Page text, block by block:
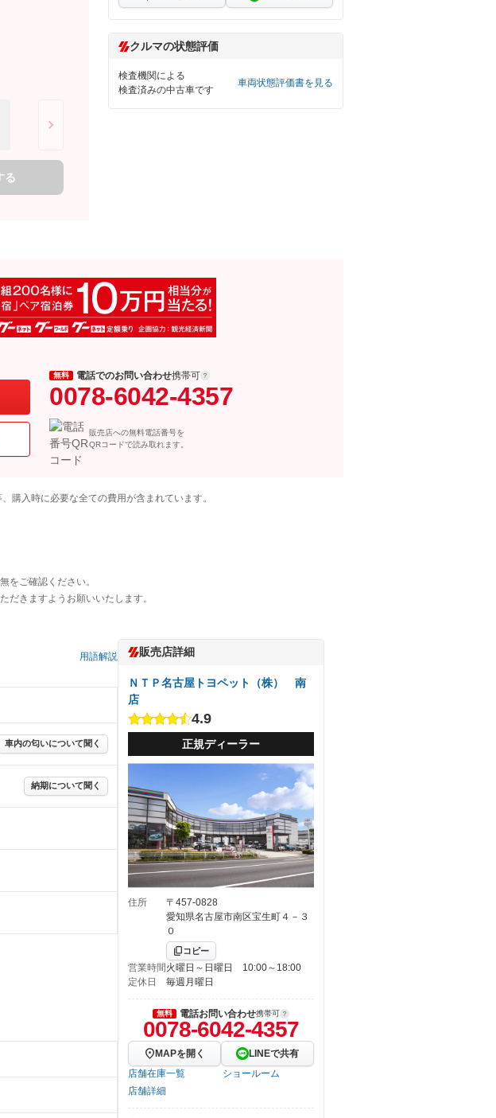
る
クルマの状態評価
検査機関による
検査済みの中古車です
車両状態評価書を見る
無料 電話でのお問い合わせ携帯可
0078-6042-4357
販売店への無料電話番号を
QRコードで読み取れます。
購入時に必要な全ての費用が含まれています。
をご確認ください。
だきますようお願いいたします。
用語解説
車内の匂いについて聞く
納期について聞く
販売店詳細
ＮＴＰ名古屋トヨペット（株） 南
店
4.9
正規ディーラー
住所
〒457-0828
愛知県名古屋市南区宝生町４－３
０
コピー
営業時間 火曜日～日曜日 10:00～18:00
定休日
毎週月曜日
無料 電話お問い合わせ携帯可
0078-6042-4357
MAPを開く
LINEで共有
店舗在庫一覧
ショールーム
店舗詳細